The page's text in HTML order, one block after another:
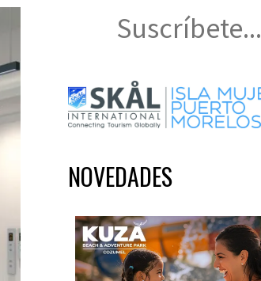
Suscríbete...
NOVEDADES